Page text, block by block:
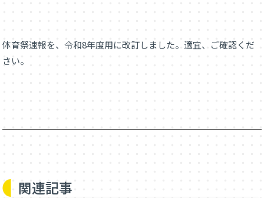
体育祭速報を、令和8年度用に改訂しました。適宜、ご確認くだ
さい。
関連記事